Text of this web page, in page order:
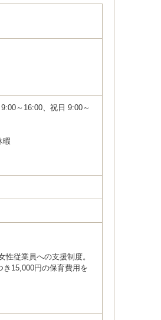
～16:00、祝日 9:00～
暇
従業員への支援制度。
15,000円の保育費用を